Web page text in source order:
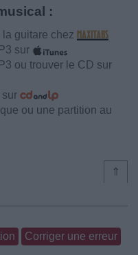
:
guitare chez
sur
ou trouver le CD sur
sur
ou une partition au
⇑
Corriger une erreur